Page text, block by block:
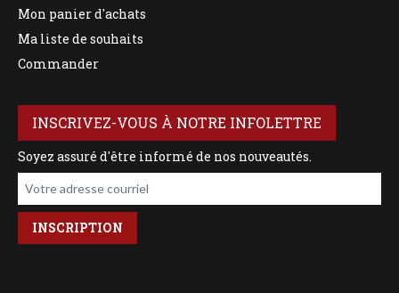
Mon panier d'achats
Ma liste de souhaits
Commander
INSCRIVEZ-VOUS À NOTRE INFOLETTRE
Soyez assuré d'être informé de nos nouveautés.
Votre adresse courriel